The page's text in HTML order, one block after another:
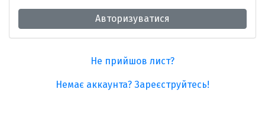
Авторизуватися
Не прийшов лист?
Немає аккаунта? Зареєструйтесь!